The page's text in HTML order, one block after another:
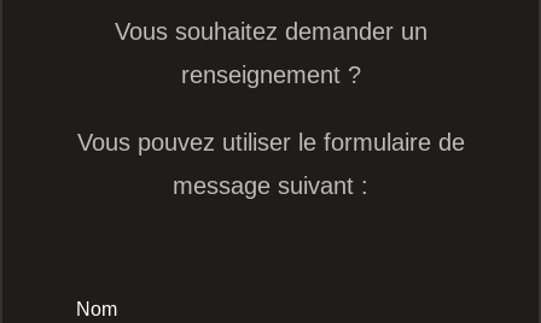
Vous souhaitez demander un
renseignement ?
Vous pouvez utiliser le formulaire de
message suivant :